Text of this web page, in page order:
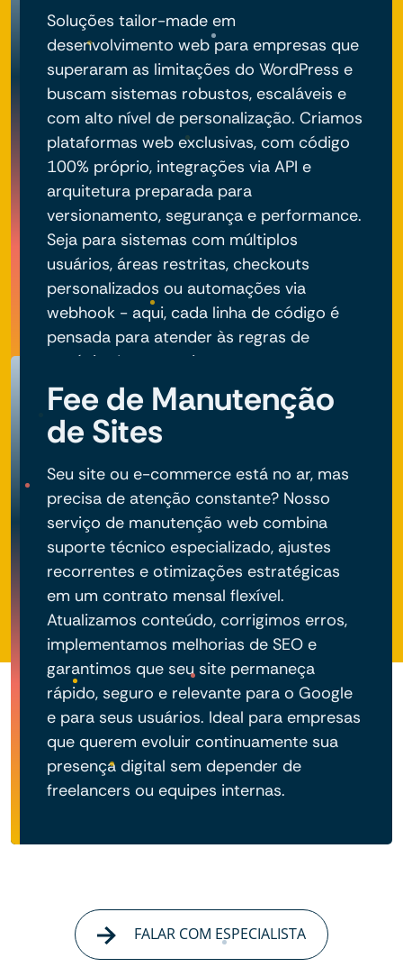
Soluções tailor-made em
desenvolvimento web para empresas que
superaram as limitações do WordPress e
buscam sistemas robustos, escaláveis e
com alto nível de personalização. Criamos
plataformas web exclusivas, com código
100% próprio, integrações via API e
arquitetura preparada para
versionamento, segurança e performance.
Seja para sistemas com múltiplos
usuários, áreas restritas, checkouts
personalizados ou automações via
webhook - aqui, cada linha de código é
pensada para atender às regras de
negócio do seu projeto.
Fee de Manutenção
de Sites
Seu site ou e-commerce está no ar, mas
precisa de atenção constante? Nosso
serviço de manutenção web combina
suporte técnico especializado, ajustes
recorrentes e otimizações estratégicas
em um contrato mensal flexível.
Atualizamos conteúdo, corrigimos erros,
implementamos melhorias de SEO e
garantimos que seu site permaneça
rápido, seguro e relevante para o Google
e para seus usuários. Ideal para empresas
que querem evoluir continuamente sua
presença digital sem depender de
freelancers ou equipes internas.
FALAR COM ESPECIALISTA